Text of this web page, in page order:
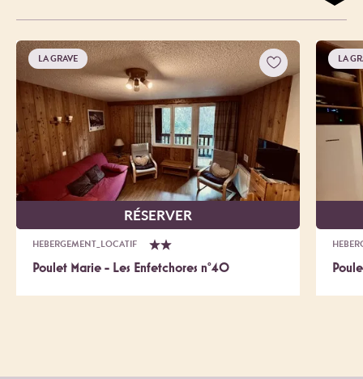
LA GRAVE
RÉSERVER
HEBERGEMENT_LOCATIF
Poulet Marie - Les Enfetchores n°40
LA